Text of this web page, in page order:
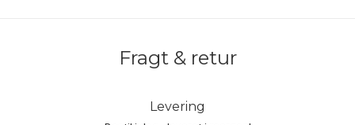
Fragt & retur
Levering